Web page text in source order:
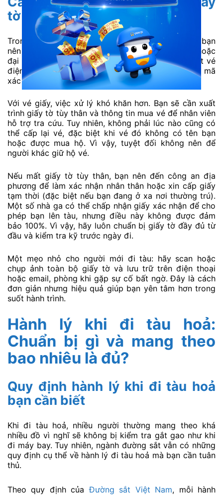
tờ tùy thân
Trong trường hợp mất vé tàu hoả, điều đầu tiên bạn
nên làm là liên hệ ngay với nơi đặt vé (website hoặc
đại lý) để kiểm tra lại mã đặt chỗ. Nếu bạn đã đặt vé
điện tử, chỉ cần cung cấp đúng số điện thoại và mã
xác nhận là có thể tra lại thông tin và in lại.
Với vé giấy, việc xử lý khó khăn hơn. Bạn sẽ cần xuất
trình giấy tờ tùy thân và thông tin mua vé để nhân viên
hỗ trợ tra cứu. Tuy nhiên, không phải lúc nào cũng có
thể cấp lại vé, đặc biệt khi vé đó không có tên bạn
hoặc được mua hộ. Vì vậy, tuyệt đối không nên để
người khác giữ hộ vé.
Nếu mất giấy tờ tùy thân, bạn nên đến công an địa
phương để làm xác nhận nhân thân hoặc xin cấp giấy
tạm thời (đặc biệt nếu bạn đang ở xa nơi thường trú).
Một số nhà ga có thể chấp nhận giấy xác nhận để cho
phép bạn lên tàu, nhưng điều này không được đảm
bảo 100%. Vì vậy, hãy luôn chuẩn bị giấy tờ đầy đủ từ
đầu và kiểm tra kỹ trước ngày đi.
Một mẹo nhỏ cho người mới đi tàu: hãy scan hoặc
chụp ảnh toàn bộ giấy tờ và lưu trữ trên điện thoại
hoặc email, phòng khi gặp sự cố bất ngờ. Đây là cách
đơn giản nhưng hiệu quả giúp bạn yên tâm hơn trong
suốt hành trình.
Hành lý khi đi tàu hoả:
Chuẩn bị gì và mang theo
bao nhiêu là đủ?
Quy định hành lý khi đi tàu hoả
bạn cần biết
Khi đi tàu hoả, nhiều người thường mang theo khá
nhiều đồ vì nghĩ sẽ không bị kiểm tra gắt gao như khi
đi máy bay. Tuy nhiên, ngành đường sắt vẫn có những
quy định cụ thể về hành lý đi tàu hoả mà bạn cần tuân
thủ.
Theo quy định củaĐường sắt Việt Nam, mỗi hành